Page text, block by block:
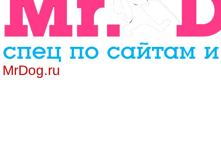
MrDog.ru